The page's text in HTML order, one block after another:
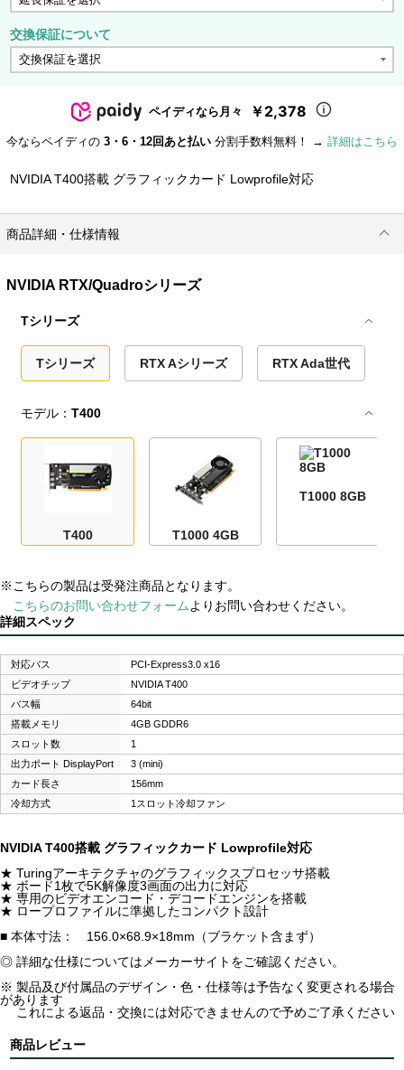
交換保証について
ペイディなら月々 ￥2,378
今ならペイディの 3・6・12回あと払い 分割手数料無料！ → 詳細はこちら
NVIDIA T400搭載 グラフィックカード Lowprofile対応
商品詳細・仕様情報
NVIDIA RTX/Quadroシリーズ
Tシリーズ
Tシリーズ RTX Aシリーズ RTX Ada世代
モデル：T400
T400 T1000 4GB
T1000 8GB
※こちらの製品は受発注商品となります。
こちらのお問い合わせフォーム よりお問い合わせください。
詳細スペック
対応バス
PCI-Express3.0 x16
ビデオチップ
NVIDIA T400
バス幅
64bit
搭載メモリ
4GB GDDR6
スロット数
1
出力ポート DisplayPort
3 (mini)
カード長さ
156mm
冷却方式
1スロット冷却ファン
NVIDIA T400搭載 グラフィックカード Lowprofile対応
★ Turingアーキテクチャのグラフィックスプロセッサ搭載
★ ボード1枚で5K解像度3画面の出力に対応
★ 専用のビデオエンコード・デコードエンジンを搭載
★ ロープロファイルに準拠したコンパクト設計
■ 本体寸法： 156.0×68.9×18mm（ブラケット含まず）
◎ 詳細な仕様についてはメーカーサイトをご確認ください。
※ 製品及び付属品のデザイン・色・仕様等は予告なく変更される場合
があります
これによる返品・交換には対応できませんので予めご了承ください
商品レビュー